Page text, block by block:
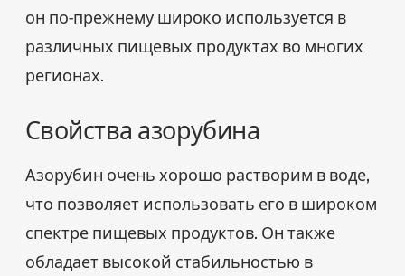
он по-прежнему широко используется в
различных пищевых продуктах во многих
регионах.
Свойства азорубина
Азорубин очень хорошо растворим в воде,
что позволяет использовать его в широком
спектре пищевых продуктов. Он также
обладает высокой стабильностью в